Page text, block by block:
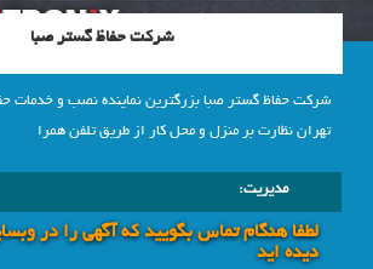
شرکت حفاظ گستر صبا
شرکت حفاظ گستر صبا بزرگترین نماینده نصب و خدمات
تهران نظارت بر منزل و محل کار از طریق تلفن همرا
مدیریت:
لطفا هنگام تماس بگویید که آگهی را در
دیده اید